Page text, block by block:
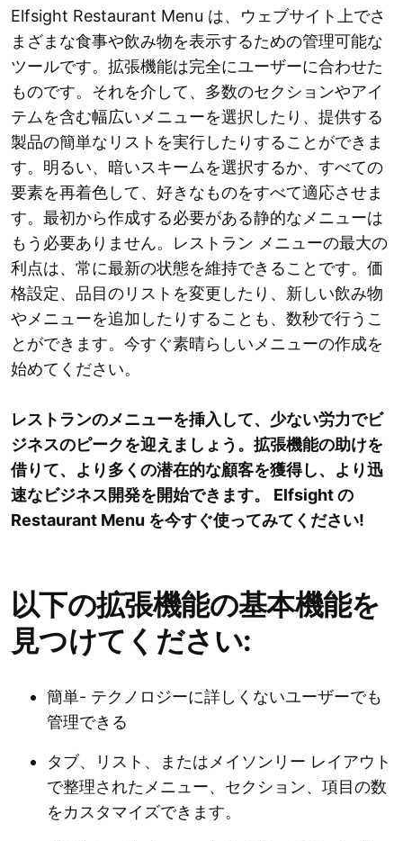
Elfsight Restaurant Menu は、ウェブサイト上でさ
まざまな食事や飲み物を表示するための管理可能な
ツールです。拡張機能は完全にユーザーに合わせた
ものです。それを介して、多数のセクションやアイ
テムを含む幅広いメニューを選択したり、提供する
製品の簡単なリストを実行したりすることができま
す。明るい、暗いスキームを選択するか、すべての
要素を再着色して、好きなものをすべて適応させま
す。最初から作成する必要がある静的なメニューは
もう必要ありません。レストラン メニューの最大の
利点は、常に最新の状態を維持できることです。価
格設定、品目のリストを変更したり、新しい飲み物
やメニューを追加したりすることも、数秒で行うこ
とができます。今すぐ素晴らしいメニューの作成を
始めてください。
レストランのメニューを挿入して、少ない労力でビ
ジネスのピークを迎えましょう。拡張機能の助けを
借りて、より多くの潜在的な顧客を獲得し、より迅
速なビジネス開発を開始できます。 Elfsight の
Restaurant Menu を今すぐ使ってみてください!
以下の拡張機能の基本機能を
見つけてください:
簡単- テクノロジーに詳しくないユーザーでも
管理できる
タブ、リスト、またはメイソンリー レイアウト
で整理されたメニュー、セクション、項目の数
をカスタマイズできます。